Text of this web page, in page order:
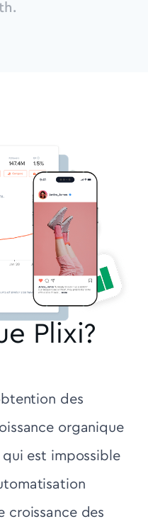
Plixi?
des
organique
est impossible
croissance des